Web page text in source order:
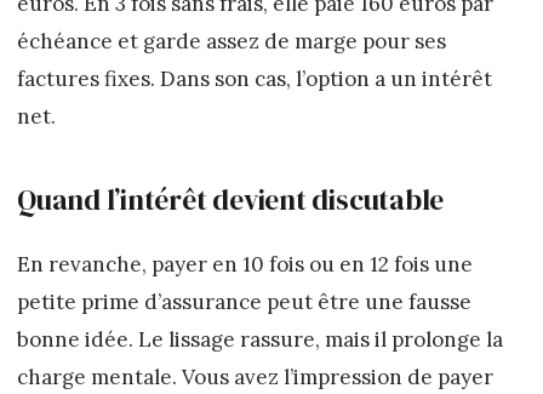
échéance et garde assez de marge pour ses
factures fixes. Dans son cas, l’option a un intérêt
net.
Quand l’intérêt devient discutable
En revanche, payer en 10 fois ou en 12 fois une
petite prime d’assurance peut être une fausse
bonne idée. Le lissage rassure, mais il prolonge la
charge mentale. Vous avez l’impression de payer